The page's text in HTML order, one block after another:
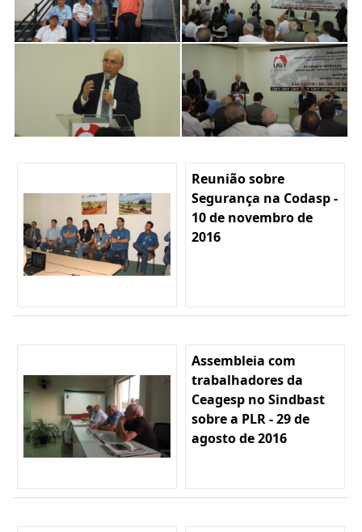
Reunião sobre
Segurança na Codasp -
10 de novembro de
2016
Assembleia com
trabalhadores da
Ceagesp no Sindbast
sobre a PLR - 29 de
agosto de 2016